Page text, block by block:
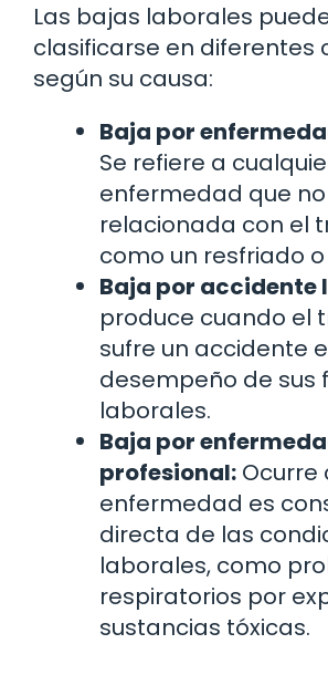
Las bajas laborales
clasificarse en diferentes
según su causa:
Baja por
Se refiere a
enfermedad que
relacionada con el
como un resfriado
Baja por accidente
produce cuando el
sufre un accidente
desempeño de sus
laborales.
Baja por
profesional: Ocurre
enfermedad es
directa de las
laborales, como
respiratorios por
sustancias tóxicas.